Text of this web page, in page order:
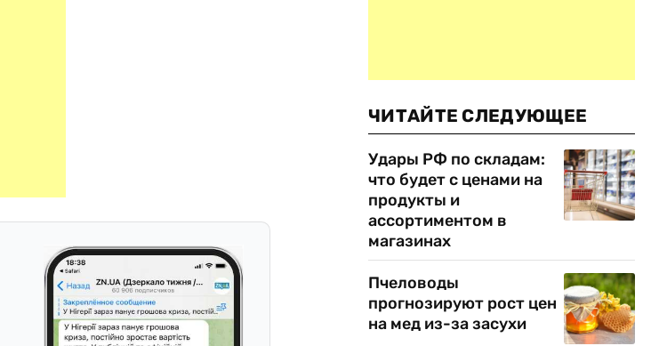
ЧИТАЙТЕ СЛЕДУЮЩЕЕ
Удары РФ по складам:
что будет с ценами на
продукты и
ассортиментом в
магазинах
Пчеловоды
прогнозируют рост цен
на мед из-за засухи